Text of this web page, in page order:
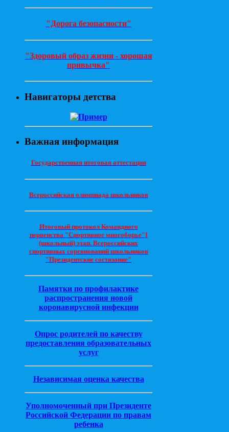
"Дорога безопасности"
"Здоровый образ жизни - хорошая
привычка"
Навигаторы детства
Важная информация
Государственная итоговая аттестация
Всероссийская олимпиада школьников
Итоговый протокол Командного
первенства "Спортивное многоборье"I
(школьный) этап. Всероссийских
спортивных соревнований школьников
"Президентские состязание"
Памятки по профилактике
распространения новой
коронавирусной инфекции
Опрос родителей по качеству
предоставления образовательных
услуг
Независимая оценка качества
Уполномоченный при Президенте
Российской Федерации по правам
ребенка